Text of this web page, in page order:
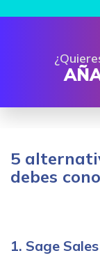
5
debes
1. Sage